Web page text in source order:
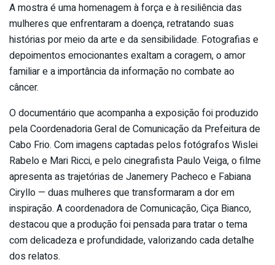
A mostra é uma homenagem à força e à resiliência das
mulheres que enfrentaram a doença, retratando suas
histórias por meio da arte e da sensibilidade. Fotografias e
depoimentos emocionantes exaltam a coragem, o amor
familiar e a importância da informação no combate ao
câncer.
O documentário que acompanha a exposição foi produzido
pela Coordenadoria Geral de Comunicação da Prefeitura de
Cabo Frio. Com imagens captadas pelos fotógrafos Wislei
Rabelo e Mari Ricci, e pelo cinegrafista Paulo Veiga, o filme
apresenta as trajetórias de Janemery Pacheco e Fabiana
Ciryllo — duas mulheres que transformaram a dor em
inspiração. A coordenadora de Comunicação, Ciça Bianco,
destacou que a produção foi pensada para tratar o tema
com delicadeza e profundidade, valorizando cada detalhe
dos relatos.